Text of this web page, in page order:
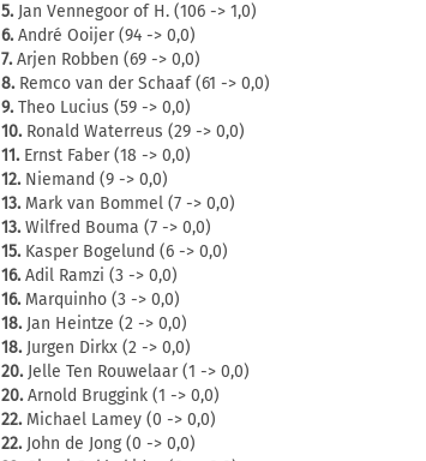
5.Jan Vennegoor of H. (106 -> 1,0)
6.André Ooijer (94 -> 0,0)
7.Arjen Robben (69 -> 0,0)
8.Remco van der Schaaf (61 -> 0,0)
9.Theo Lucius (59 -> 0,0)
10.Ronald Waterreus (29 -> 0,0)
11.Ernst Faber (18 -> 0,0)
12.Niemand (9 -> 0,0)
13.Mark van Bommel (7 -> 0,0)
13.Wilfred Bouma (7 -> 0,0)
15.Kasper Bogelund (6 -> 0,0)
16.Adil Ramzi (3 -> 0,0)
16.Marquinho (3 -> 0,0)
18.Jan Heintze (2 -> 0,0)
18.Jurgen Dirkx (2 -> 0,0)
20.Jelle Ten Rouwelaar (1 -> 0,0)
20.Arnold Bruggink (1 -> 0,0)
22.Michael Lamey (0 -> 0,0)
22.John de Jong (0 -> 0,0)